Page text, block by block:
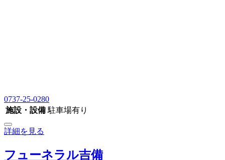
0737-25-0280
施設・設備 駐車場有り
詳細を見る
フューネラル吉備